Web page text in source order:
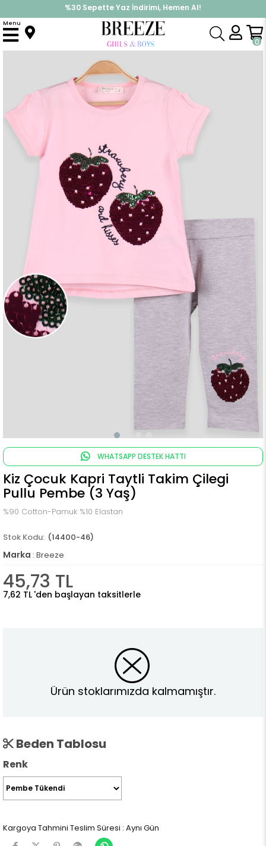
%30 Sepette Yaz İndirimi, Hemen Al!
İndirimlere ek %10 İndirimi Kap, Hemen Üye Ol!
0
Menu
Anasayfa Takımlar Kapri & Şort Takım
WHATSAPP DESTEK HATTI
Kiz Çocuk Kapri Taytli Takim Çilegi
Pullu Pembe (3 Yaş)
%90 Cotton-Pamuk %10 Elastan
(14400-46)
Marka : Breeze
45,73 TL
7,62 TL 'den başlayan taksitlerle
Ürün stoklarımızda kalmamıştır.
Beden Tablosu
Renk
Kargoya Tahmini Teslim Süresi : Aynı Gün